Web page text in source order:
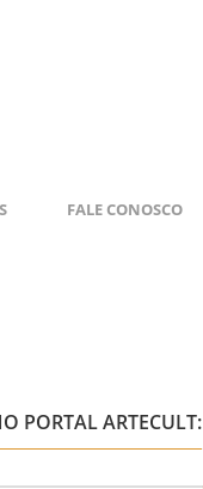
FALE CONOSCO
PORTAL ARTECULT: